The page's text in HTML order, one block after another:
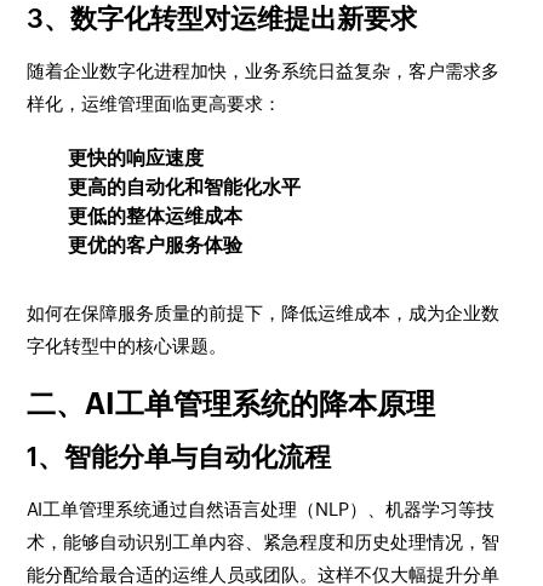
3、数字化转型对运维提出新要求
随着企业数字化进程加快，业务系统日益复杂，客户需求多
样化，运维管理面临更高要求：
更快的响应速度
更高的自动化和智能化水平
更低的整体运维成本
更优的客户服务体验
如何在保障服务质量的前提下，降低运维成本，成为企业数
字化转型中的核心课题。
二、AI工单管理系统的降本原理
1、智能分单与自动化流程
AI工单管理系统通过自然语言处理（NLP）、机器学习等技
术，能够自动识别工单内容、紧急程度和历史处理情况，智
能分配给最合适的运维人员或团队。这样不仅大幅提升分单